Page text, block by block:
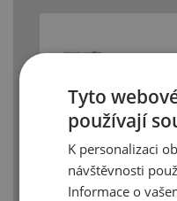
Tyto
používají
K personalizaci
návštěvnosti
Informace o